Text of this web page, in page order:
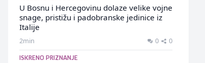
U Bosnu i Hercegovinu dolaze velike vojne
snage, pristižu i padobranske jedinice iz
Italije
2min 0 0
ISKRENO PRIZNANJE